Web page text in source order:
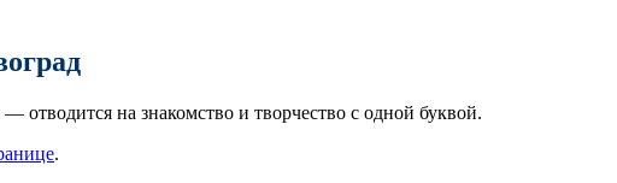
отводится на знакомство и творчество с одной буквой.
.